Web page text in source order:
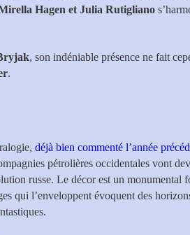
Hagen et Julia Rutigliano
, son indéniable présence ne fait
.
déjà bien commenté l’année
pétrolières occidentales vont
russe. Le décor est un monumental
qui l’enveloppent évoquent des